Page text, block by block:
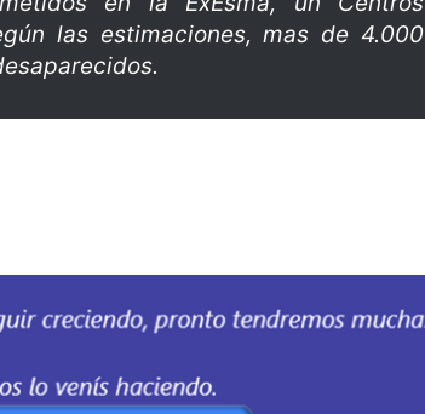
las estimaciones, mas de 4.000